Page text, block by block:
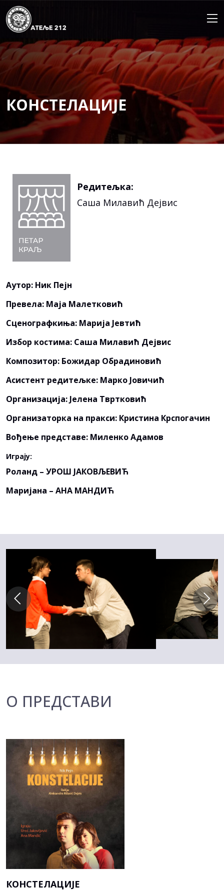
Skip
to
content
КОНСТЕЛАЦИЈЕ
Редитељка:
Саша Милавић Дејвис
Аутор: Ник Пејн
Превела: Маја Малетковић
Сценографкиња: Марија Јевтић
Избор костима: Саша Милавић Дејвис
Композитор: Божидар Обрадиновић
Асистент редитељке: Марко Јовичић
Организација: Јелена Твртковић
Организаторка на пракси: Кристина Крспогачин
Вођење представе: Миленко Адамов
Играју:
Роланд – УРОШ ЈАКОВЉЕВИЋ
Маријана – АНА МАНДИЋ
О ПРЕДСТАВИ
КОНСТЕЛАЦИЈЕ